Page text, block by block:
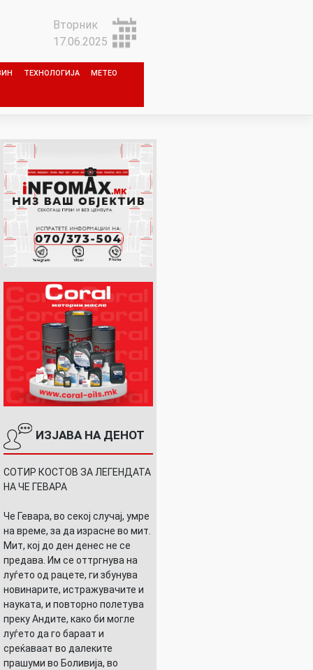
Вторник
17.06.2025
ТЕХНОЛОГИЈА МЕТЕО
ИЗЈАВА НА ДЕНОТ
СОТИР КОСТОВ ЗА ЛЕГЕНДАТА
НА ЧЕ ГЕВАРА
Че Гевара, во секој случај, умре
на време, за да израсне во мит.
Мит, кој до ден денес не се
предава. Им се оттргнува на
луѓето од рацете, ги збунува
новинарите, истражувачите и
науката, и повторно полетува
преку Андите, како би могле
луѓето да го бараат и
среќаваат во далеките
прашуми во Боливија, во